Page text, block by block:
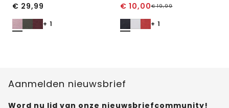
€ 29,99
+ 1
€ 10,00€19,99
+ 1
Aanmelden nieuwsbrief
Word nu lid van onze nieuwsbriefcommunity!